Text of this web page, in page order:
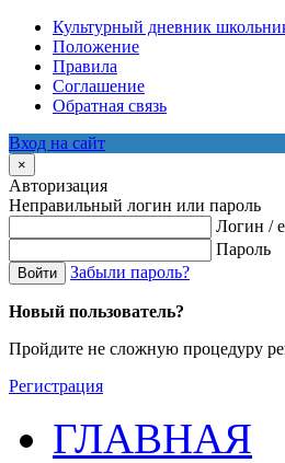
Культурный дневник
Положение
Правила
Соглашение
Обратная связь
Вход на сайт
×
Авторизация
Неправильный логин или пароль
Логин /
Пароль
Войти Забыли пароль?
Новый пользователь?
Пройдите не сложную процедуру
Регистрация
ГЛАВНАЯ